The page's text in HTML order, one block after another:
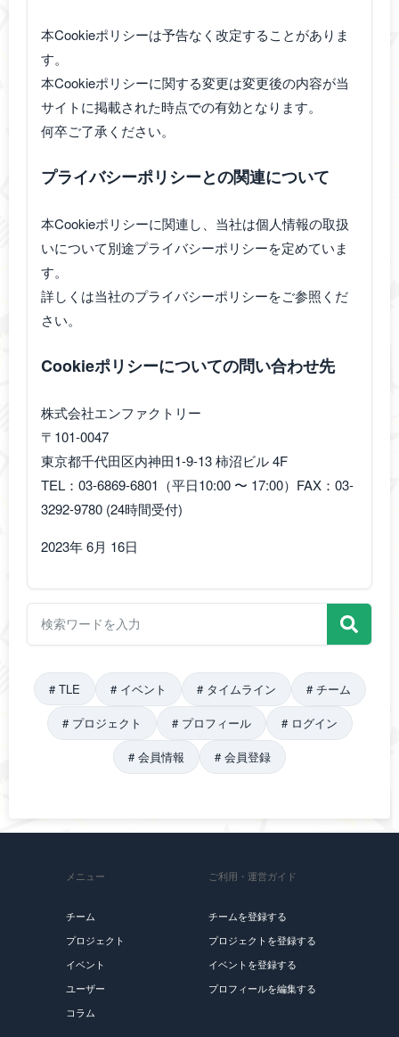
本Cookieポリシーは予告なく改定することがありま
す。
本Cookieポリシーに関する変更は変更後の内容が当
サイトに掲載された時点での有効となります。
何卒ご了承ください。
プライバシーポリシーとの関連について
本Cookieポリシーに関連し、当社は個人情報の取扱
いについて別途プライバシーポリシーを定めていま
す。
詳しくは当社のプライバシーポリシーをご参照くだ
さい。
Cookieポリシーについての問い合わせ先
株式会社エンファクトリー
〒101-0047
東京都千代田区内神田1-9-13 柿沼ビル 4F
TEL：03-6869-6801（平日10:00 〜 17:00）FAX：03-
3292-9780 (24時間受付)
2023年 6月 16日
FAQを検
# TLE # イベント # タイムライン # チーム
# プロジェクト # プロフィール # ログイン
# 会員情報 # 会員登録
メニュー
チーム
プロジェクト
イベント
ユーザー
コラム
ご利用・運営ガイド
チームを登録する
プロジェクトを登録する
イベントを登録する
プロフィールを編集する